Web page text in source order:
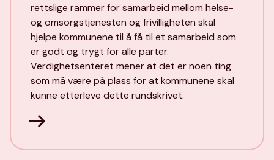
rettslige rammer for samarbeid mellom helse-
og omsorgstjenesten og frivilligheten skal
hjelpe kommunene til å få til et samarbeid som
er godt og trygt for alle parter.
Verdighetsenteret mener at det er noen ting
som må være på plass for at kommunene skal
kunne etterleve dette rundskrivet.